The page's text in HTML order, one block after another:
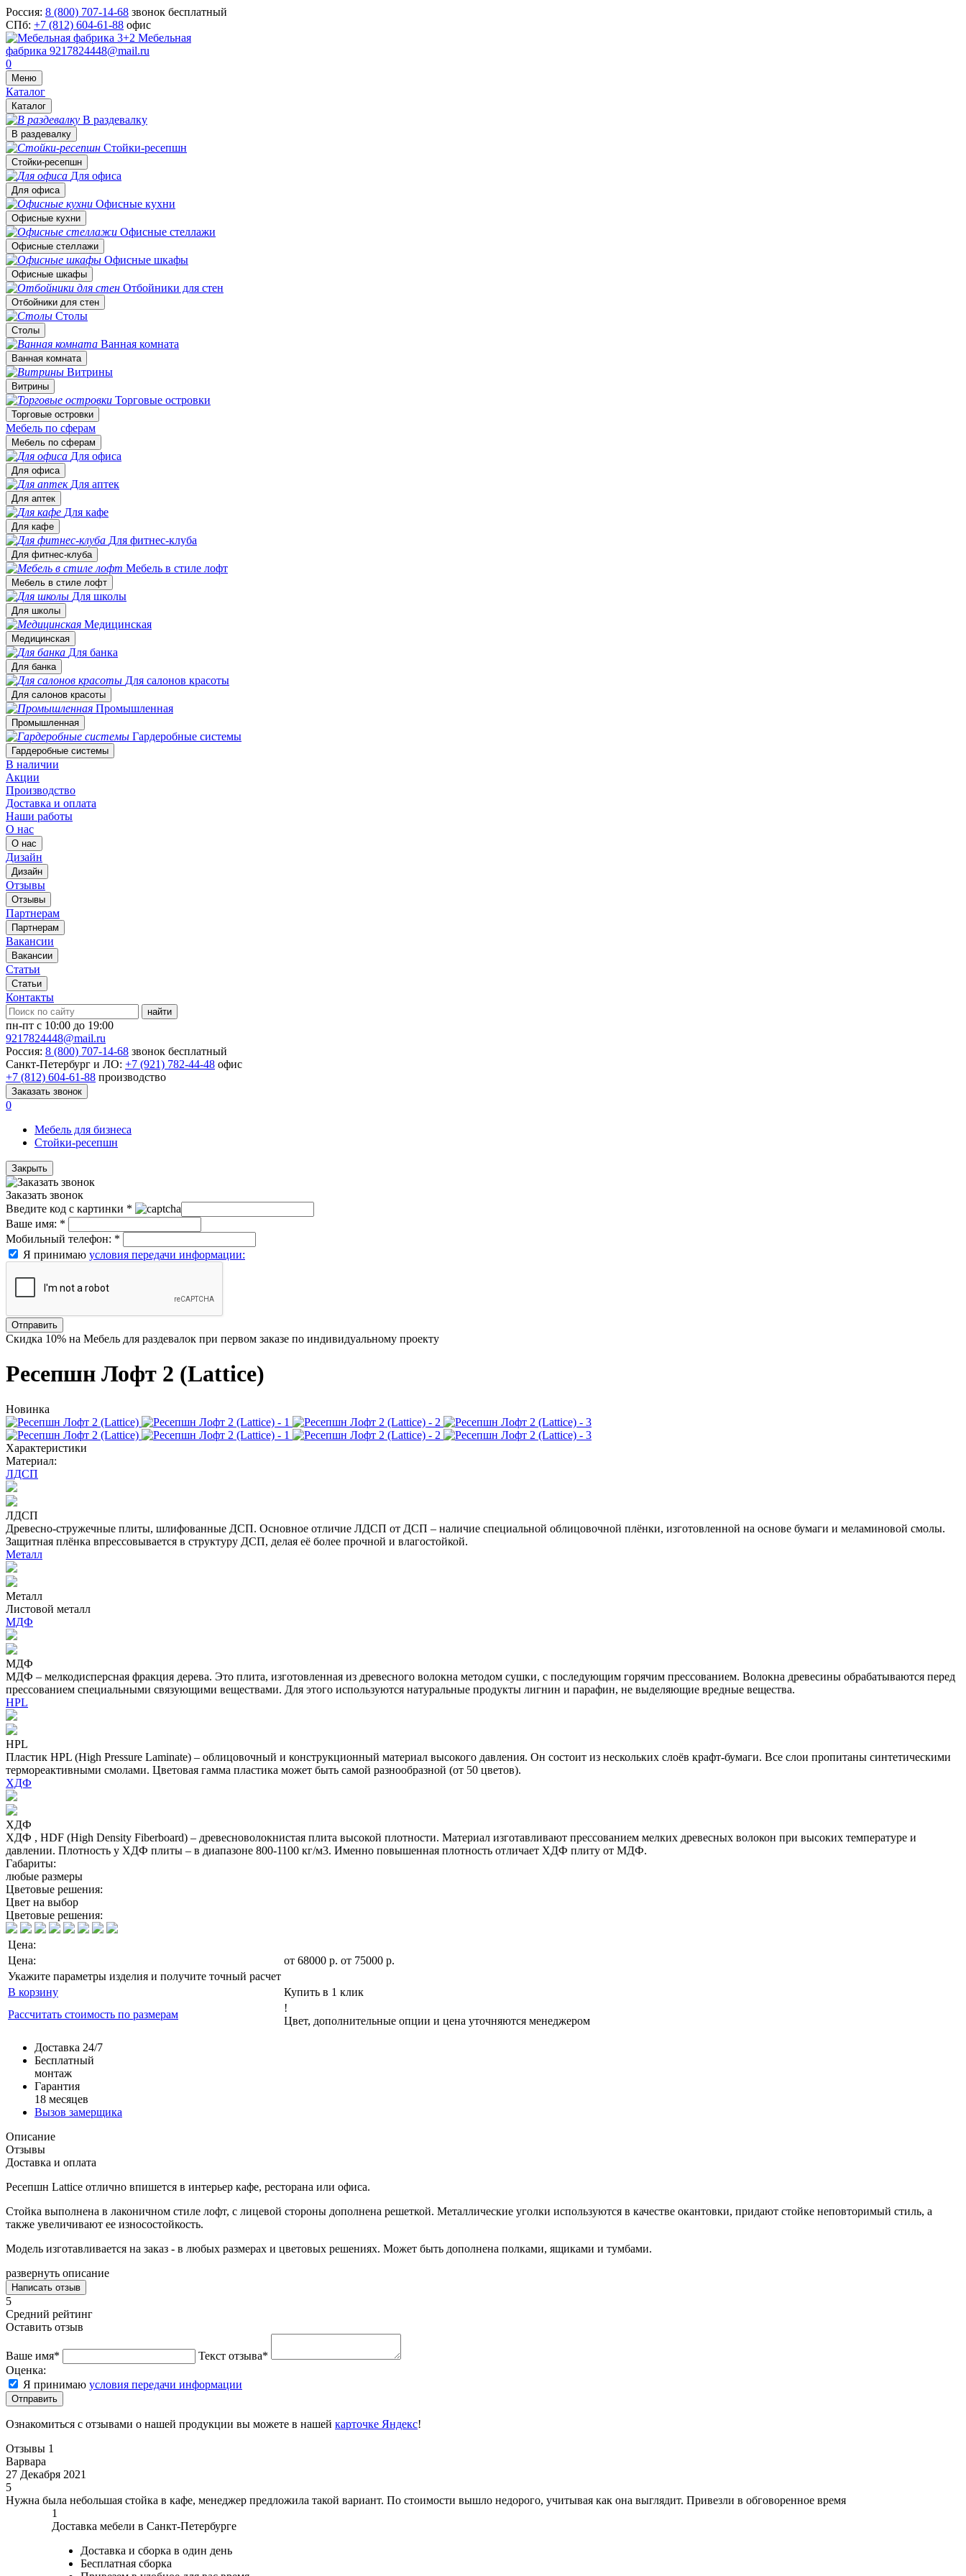
Россия: 8 (800) 707-14-68 звонок бесплатный
СПб: +7 (812) 604-61-88 офис
Мебельная
фабрика 9217824448@mail.ru
0
Меню
Каталог
Каталог
В раздевалку
В раздевалку
Стойки-ресепшн
Стойки-ресепшн
Для офиса
Для офиса
Офисные кухни
Офисные кухни
Офисные стеллажи
Офисные стеллажи
Офисные шкафы
Офисные шкафы
Отбойники для стен
Отбойники для стен
Столы
Столы
Ванная комната
Ванная комната
Витрины
Витрины
Торговые островки
Торговые островки
Мебель по сферам
Мебель по сферам
Для офиса
Для офиса
Для аптек
Для аптек
Для кафе
Для кафе
Для фитнес-клуба
Для фитнес-клуба
Мебель в стиле лофт
Мебель в стиле лофт
Для школы
Для школы
Медицинская
Медицинская
Для банка
Для банка
Для салонов красоты
Для салонов красоты
Промышленная
Промышленная
Гардеробные системы
Гардеробные системы
В наличии
Акции
Производство
Доставка и оплата
Наши работы
О нас
О нас
Дизайн
Дизайн
Отзывы
Отзывы
Партнерам
Партнерам
Вакансии
Вакансии
Статьи
Статьи
Контакты
найти
пн-пт с 10:00 до 19:00
9217824448@mail.ru
Россия: 8 (800) 707-14-68 звонок бесплатный
Санкт-Петербург и ЛО: +7 (921) 782-44-48 офис
+7 (812) 604-61-88 производство
Заказать звонок
0
Мебель для бизнеса
Стойки-ресепшн
Закрыть
Заказать звонок
Введите код с картинки *
Ваше имя: *
Мобильный телефон: *
Я принимаю условия передачи информации:
Отправить
Скидка 10% на Мебель для раздевалок при первом заказе по индивидуальному проекту
Ресепшн Лофт 2 (Lattice)
Новинка
Характеристики
Материал:
ЛДСП
ЛДСП
Древесно-стружечные плиты, шлифованные ДСП. Основное отличие ЛДСП от ДСП – наличие специальной облицовочной плёнки, изготовленной на основе бумаги и меламиновой смолы.
Защитная плёнка впрессовывается в структуру ДСП, делая её более прочной и влагостойкой.
Металл
Металл
Листовой металл
МДФ
МДФ
МДФ – мелкодисперсная фракция дерева. Это плита, изготовленная из древесного волокна методом сушки, с последующим горячим прессованием. Волокна древесины обрабатываются перед
прессованием специальными связующими веществами. Для этого используются натуральные продукты лигнин и парафин, не выделяющие вредные вещества.
HPL
HPL
Пластик HPL (High Pressure Laminate) – облицовочный и конструкционный материал высокого давления. Он состоит из нескольких слоёв крафт-бумаги. Все слои пропитаны синтетическими
термореактивными смолами. Цветовая гамма пластика может быть самой разнообразной (от 50 цветов).
ХДФ
ХДФ
ХДФ , HDF (High Density Fiberboard) – древесноволокнистая плита высокой плотности. Материал изготавливают прессованием мелких древесных волокон при высоких температуре и
давлении. Плотность у ХДФ плиты – в диапазоне 800-1100 кг/м3. Именно повышенная плотность отличает ХДФ плиту от МДФ.
Габариты:
любые размеры
Цветовые решения:
Цвет на выбор
Цветовые решения:
Цена:
Цена:
от 68000 р. от 75000 р.
Укажите параметры изделия и получите точный расчет
В корзину
Купить в 1 клик
Рассчитать стоимость по размерам
!
Цвет, дополнительные опции и цена уточняются менеджером
Доставка 24/7
Бесплатный
монтаж
Гарантия
18 месяцев
Вызов замерщика
Описание
Отзывы
Доставка и оплата
Ресепшн Lattice отлично впишется в интерьер кафе, ресторана или офиса.
Стойка выполнена в лаконичном стиле лофт, с лицевой стороны дополнена решеткой. Металлические уголки используются в качестве окантовки, придают стойке неповторимый стиль, а
также увеличивают ее износостойкость.
Модель изготавливается на заказ - в любых размерах и цветовых решениях. Может быть дополнена полками, ящиками и тумбами.
развернуть описание
Написать отзыв
5
Средний рейтинг
Оставить отзыв
Ваше имя*
Текст отзыва*
Оценка:
Я принимаю условия передачи информации
Отправить
Ознакомиться с отзывами о нашей продукции вы можете в нашей карточке Яндекс!
Отзывы 1
Варвара
27 Декабря 2021
5
Нужна была небольшая стойка в кафе, менеджер предложила такой вариант. По стоимости вышло недорого, учитывая как она выглядит. Привезли в обговоренное время
1
Доставка мебели в Санкт-Петербурге
Доставка и сборка в один день
Бесплатная сборка